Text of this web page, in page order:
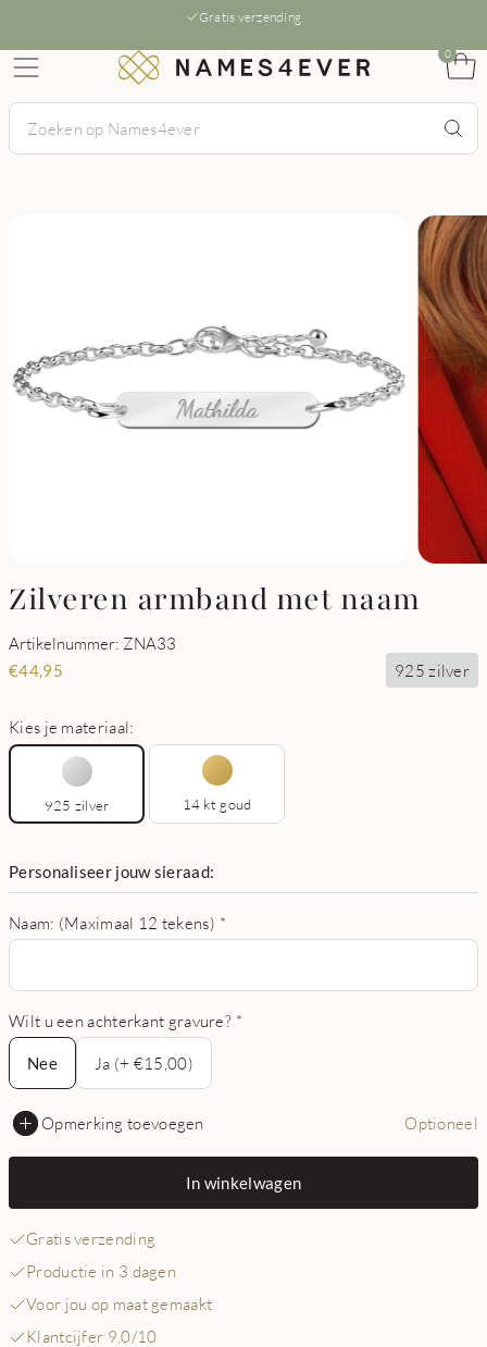
Gratis verzending
0
Zilveren armband met naam
Artikelnummer: ZNA33
€44,95 925 zilver
Kies je materiaal:
925 zilver 14 kt goud
Personaliseer jouw sieraad:
Naam: (Maximaal 12 tekens) *
Wilt u een achterkant gravure? *
Nee
Nee
Ja (+ €15,00)
Opmerking toevoegen Optioneel
In winkelwagen
Gratis verzending
Productie in 3 dagen
Voor jou op maat gemaakt
Klantcijfer 9,0/10